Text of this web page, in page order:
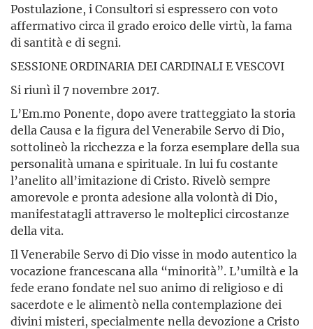
Postulazione, i Consultori si espressero con voto
affermativo circa il grado eroico delle virtù, la fama
di santità e di segni.
SESSIONE ORDINARIA DEI CARDINALI E VESCOVI
Si riunì il 7 novembre 2017.
L’Em.mo Ponente, dopo avere tratteggiato la storia
della Causa e la figura del Venerabile Servo di Dio,
sottolineò la ricchezza e la forza esemplare della sua
personalità umana e spirituale. In lui fu costante
l’anelito all’imitazione di Cristo. Rivelò sempre
amorevole e pronta adesione alla volontà di Dio,
manifestatagli attraverso le molteplici circostanze
della vita.
Il Venerabile Servo di Dio visse in modo autentico la
vocazione francescana alla “minorità”. L’umiltà e la
fede erano fondate nel suo animo di religioso e di
sacerdote e le alimentò nella contemplazione dei
divini misteri, specialmente nella devozione a Cristo